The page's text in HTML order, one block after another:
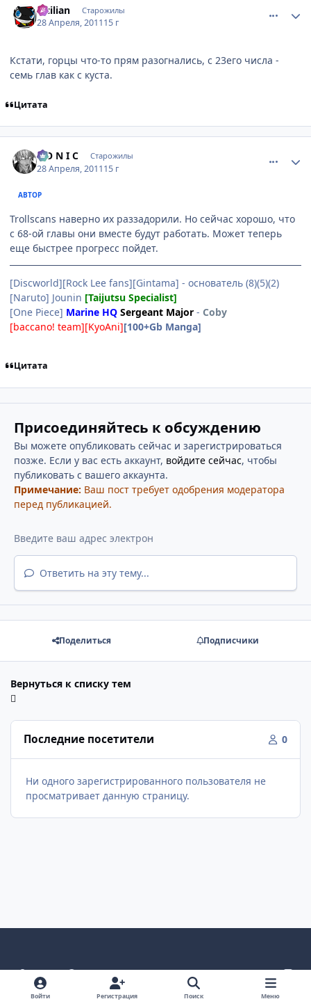
Sicilian Старожилы
28 Апреля, 201115 г
Кстати, горцы что-то прям разогнались, с 23его числа -
семь глав как с куста.
Цитата
S O N I C Старожилы
28 Апреля, 201115 г
АВТОР
Trollscans наверно их раззадорили. Но сейчас хорошо, что
с 68-ой главы они вместе будут работать. Может теперь
еще быстрее прогресс пойдет.
[Discworld][Rock Lee fans][Gintama] - основатель (8)(5)(2)
[Naruto] Jounin [Taijutsu Specialist]
[One Piece] Marine HQ Sergeant Major - Coby
[baccano! team][KyoAni][100+Gb Manga]
Цитата
Присоединяйтесь к обсуждению
Вы можете опубликовать сейчас и зарегистрироваться
позже. Если у вас есть аккаунт, войдите сейчас, чтобы
публиковать с вашего аккаунта.
Примечание: Ваш пост требует одобрения модератора
перед публикацией.
Ответить на эту тему...
Поделиться Подписчики
Вернуться к списку тем
Последние посетители 0
Ни одного зарегистрированного пользователя не
просматривает данную страницу.
Светлый режим
Темный режим
Как в системе
v
k
Политика конфиденциальности
Войти Регистрация Поиск Меню